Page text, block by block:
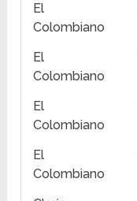
El
Colombiano
El
Colombiano
El
Colombiano
El
Colombiano